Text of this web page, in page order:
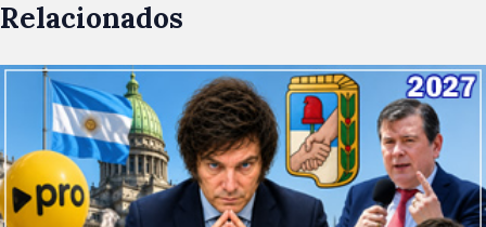
Relacionados